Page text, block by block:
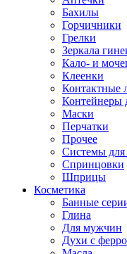
Бахилы
Горчичники
Грелки
Зеркала
Кало- и
Клеенки
Контактные
Контейнеры
Маски
Перчатки
Прочее
Системы для
Спринцовки
Шприцы
Косметика
Банные
Глина
Для мужчин
Духи с